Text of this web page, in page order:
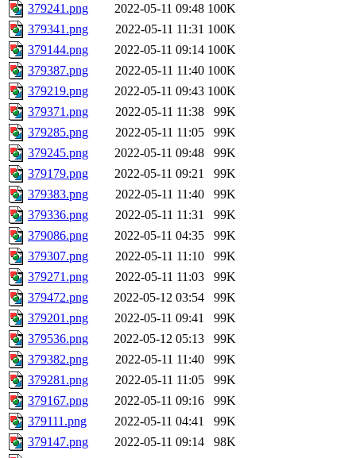
379241.png
2022-05-11 09:48 100K
379341.png
2022-05-11 11:31 100K
379144.png
2022-05-11 09:14 100K
379387.png
2022-05-11 11:40 100K
379219.png
2022-05-11 09:43 100K
379371.png
2022-05-11 11:38
99K
379285.png
2022-05-11 11:05
99K
379245.png
2022-05-11 09:48
99K
379179.png
2022-05-11 09:21
99K
379383.png
2022-05-11 11:40
99K
379336.png
2022-05-11 11:31
99K
379086.png
2022-05-11 04:35
99K
379307.png
2022-05-11 11:10
99K
379271.png
2022-05-11 11:03
99K
379472.png
2022-05-12 03:54
99K
379201.png
2022-05-11 09:41
99K
379536.png
2022-05-12 05:13
99K
379382.png
2022-05-11 11:40
99K
379281.png
2022-05-11 11:05
99K
379167.png
2022-05-11 09:16
99K
379111.png
2022-05-11 04:41
99K
379147.png
2022-05-11 09:14
98K